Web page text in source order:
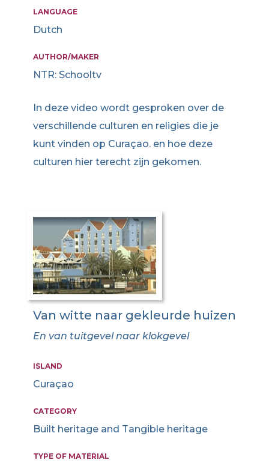
LANGUAGE
Dutch
AUTHOR/MAKER
NTR: Schooltv
In deze video wordt gesproken over de
verschillende culturen en religies die je
kunt vinden op Curaçao. en hoe deze
culturen hier terecht zijn gekomen.
Van witte naar gekleurde huizen
En van tuitgevel naar klokgevel
ISLAND
Curaçao
CATEGORY
Built heritage and Tangible heritage
TYPE OF MATERIAL